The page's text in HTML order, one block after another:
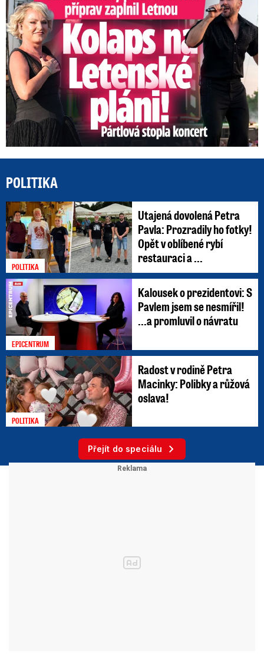
POLITIKA
POLITIKA
Utajená dovolená Petra
Pavla: Prozradily ho fotky!
Opět v oblíbené rybí
restauraci a ...
EPICENTRUM
Kalousek o prezidentovi: S
Pavlem jsem se nesmířil!
...a promluvil o návratu
POLITIKA
Radost v rodině Petra
Macinky: Polibky a růžová
oslava!
Přejít do speciálu